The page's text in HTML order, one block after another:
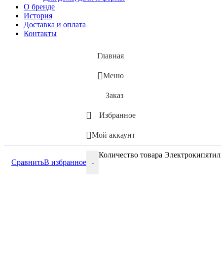
О бренде
История
Доставка и оплата
Контакты
Главная
Меню
Заказ
Избранное
Мой аккаунт
СравнитьВ избранное -
Количество товара